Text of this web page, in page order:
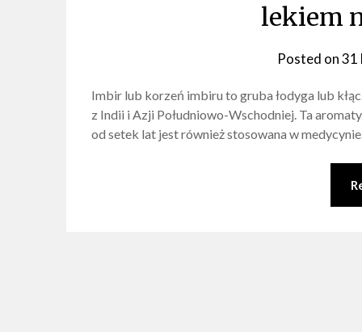
lekiem
Posted on31
Imbir lub korzeń imbiru to gruba łodyga lub
z Indii i Azji Południowo-Wschodniej. Ta
od setek lat jest również stosowana w